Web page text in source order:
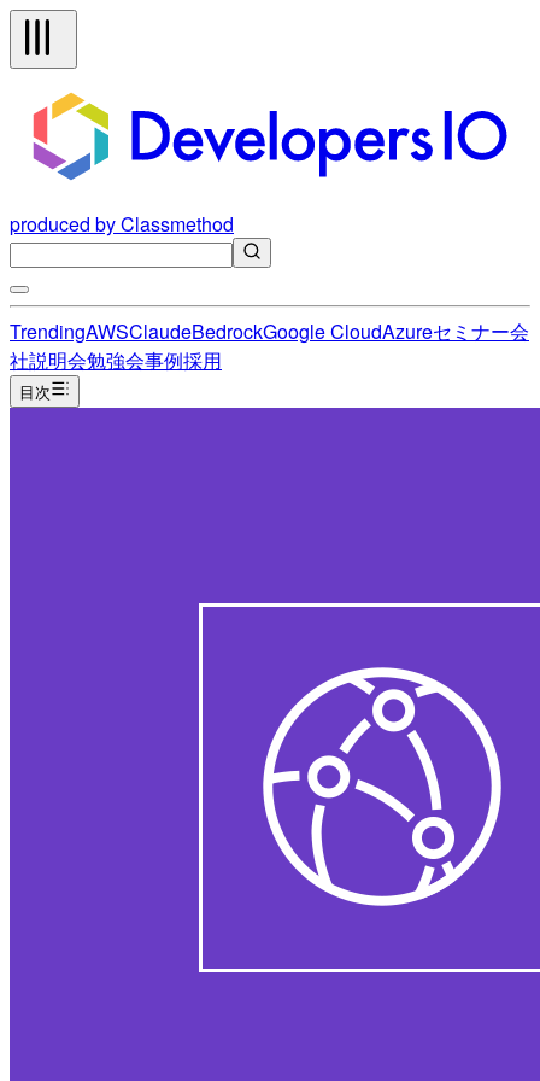
produced by Classmethod
TrendingAWSClaudeBedrockGoogle CloudAzureセミナー会
社説明会勉強会事例採用
目次